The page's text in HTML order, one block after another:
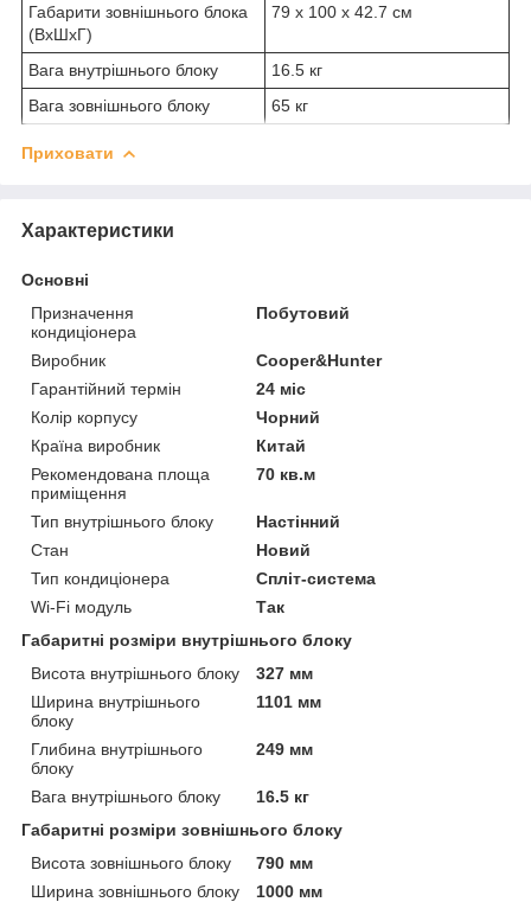
Габарити зовнішнього блока
(ВхШхГ)
79 х 100 х 42.7 см
Вага внутрішнього блоку
16.5 кг
Вага зовнішнього блоку
65 кг
Приховати
Характеристики
Основні
Призначення
кондиціонера
Побутовий
Виробник
Cooper&Hunter
Гарантійний термін
24 міс
Колір корпусу
Чорний
Країна виробник
Китай
Рекомендована площа
приміщення
70 кв.м
Тип внутрішнього блоку
Настінний
Стан
Новий
Тип кондиціонера
Спліт-система
Wi-Fi модуль
Так
Габаритні розміри внутрішнього блоку
Висота внутрішнього блоку
327 мм
Ширина внутрішнього
блоку
1101 мм
Глибина внутрішнього
блоку
249 мм
Вага внутрішнього блоку
16.5 кг
Габаритні розміри зовнішнього блоку
Висота зовнішнього блоку
790 мм
Ширина зовнішнього блоку
1000 мм